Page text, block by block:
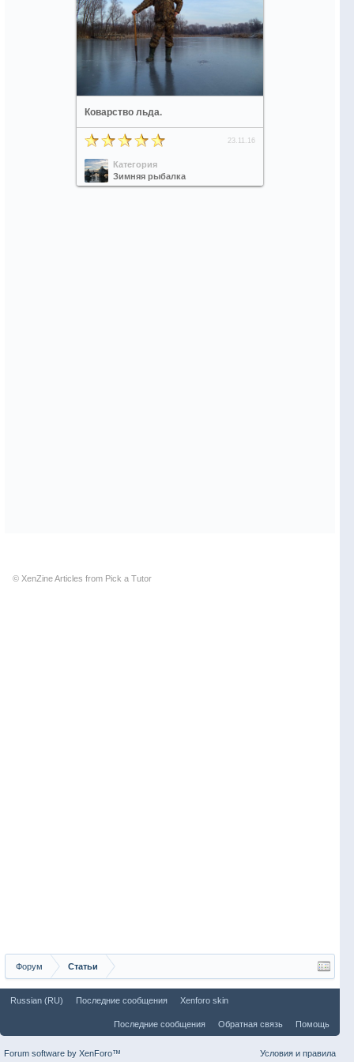
Коварство льда.
23.11.16
Категория
Зимняя рыбалка
© XenZineArticles from Pick a Tutor
Форум Статьи
Russian (RU) Последние сообщения Xenforo skin
Последние сообщения Обратная связь Помощь
Условия и правила
Forum software by XenForo™